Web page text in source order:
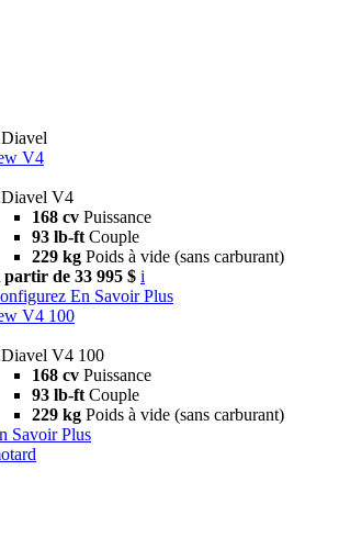
V4
V4
168 cv Puissance
93 lb-ft Couple
229 kg Poids à vide (sans carburant)
partir de 33 995 $ i
En Savoir Plus
V4 100
V4 100
168 cv Puissance
93 lb-ft Couple
229 kg Poids à vide (sans carburant)
Savoir Plus